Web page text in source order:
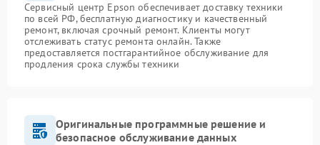
Сервисный центр Epson обеспечивает доставку техники
по всей РФ, бесплатную диагностику и качественный
ремонт, включая срочный ремонт. Клиенты могут
отслеживать статус ремонта онлайн. Также
предоставляется постгарантийное обслуживание для
продления срока службы техники
Оригинальные программные решение и
безопасное обслуживание данных